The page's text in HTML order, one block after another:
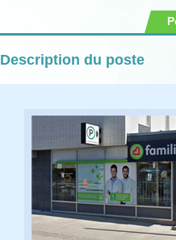
Description du poste